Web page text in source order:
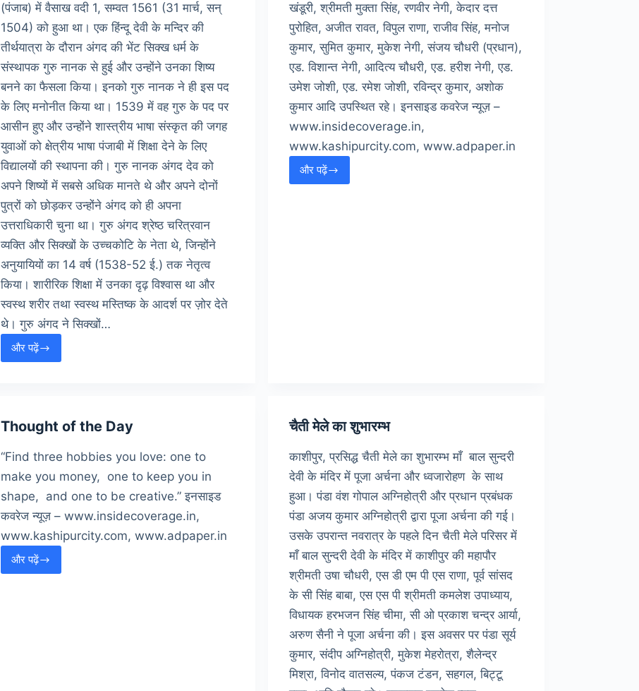
(पंजाब) में वैसाख वदी 1, सम्वत 1561 (31 मार्च, सन्
1504) को हुआ था। एक हिंन्दू देवी के मन्दिर की
तीर्थयात्रा के दौरान अंगद की भेंट सिक्ख धर्म के
संस्थापक गुरु नानक से हुई और उन्होंने उनका शिष्य
बनने का फैसला किया। इनको गुरु नानक ने ही इस पद
के लिए मनोनीत किया था। 1539 में वह गुरु के पद पर
आसीन हुए और उन्होंने शास्त्रीय भाषा संस्कृत की जगह
युवाओं को क्षेत्रीय भाषा पंजाबी में शिक्षा देने के लिए
विद्यालयों की स्थापना की। गुरु नानक अंगद देव को
अपने शिष्यों में सबसे अधिक मानते थे और अपने दोनों
पुत्रों को छोड़कर उन्होंने अंगद को ही अपना
उत्तराधिकारी चुना था। गुरु अंगद श्रेष्ठ चरित्रवान
व्यक्ति और सिक्खों के उच्चकोटि के नेता थे, जिन्होंने
अनुयायियों का 14 वर्ष (1538-52 ई.) तक नेतृत्व
किया। शारीरिक शिक्षा में उनका दृढ़ विश्वास था और
स्वस्थ शरीर तथा स्वस्थ मस्तिष्क के आदर्श पर ज़ोर देते
थे। गुरु अंगद ने सिक्खों…
और पढ़ें
गुरु
की
बधाई
खंडूरी, श्रीमती मुक्ता सिंह, रणवीर नेगी, केदार दत्त
पुरोहित, अजीत रावत, विपुल राणा, राजीव सिंह, मनोज
कुमार, सुमित कुमार, मुकेश नेगी, संजय चौधरी (प्रधान),
एड. विशान्त नेगी, आदित्य चौधरी, एड. हरीश नेगी, एड.
उमेश जोशी, एड. रमेश जोशी, रविन्द्र कुमार, अशोक
कुमार आदि उपस्थित रहे। इनसाइड कवरेज न्यूज़ –
www.insidecoverage.in,
www.kashipurcity.com, www.adpaper.in
और पढ़ें
कुंडेश्वरी
Thought of the Day
“Find three hobbies you love: one to
make you money, one to keep you in
shape, and one to be creative.” इनसाइड
कवरेज न्यूज़ – www.insidecoverage.in,
www.kashipurcity.com, www.adpaper.in
और पढ़ें
Thought
चैती मेले का शुभारम्भ
काशीपुर, प्रसिद्ध चैती मेले का शुभारम्भ माँ बाल सुन्दरी
देवी के मंदिर में पूजा अर्चना और ध्वजारोहण के साथ
हुआ। पंडा वंश गोपाल अग्निहोत्री और प्रधान प्रबंधक
पंडा अजय कुमार अग्निहोत्री द्वारा पूजा अर्चना की गई।
उसके उपरान्त नवरात्र के पहले दिन चैती मेले परिसर में
माँ बाल सुन्दरी देवी के मंदिर में काशीपुर की महापौर
श्रीमती उषा चौधरी, एस डी एम पी एस राणा, पूर्व सांसद
के सी सिंह बाबा, एस एस पी श्रीमती कमलेश उपाध्याय,
विधायक हरभजन सिंह चीमा, सी ओ प्रकाश चन्द्र आर्या,
अरुण सैनी ने पूजा अर्चना की। इस अवसर पर पंडा सूर्य
कुमार, संदीप अग्निहोत्री, मुकेश मेहरोत्रा, शैलेन्द्र
मिश्रा, विनोद वातसल्य, पंकज टंडन, सहगल, बिट्टू